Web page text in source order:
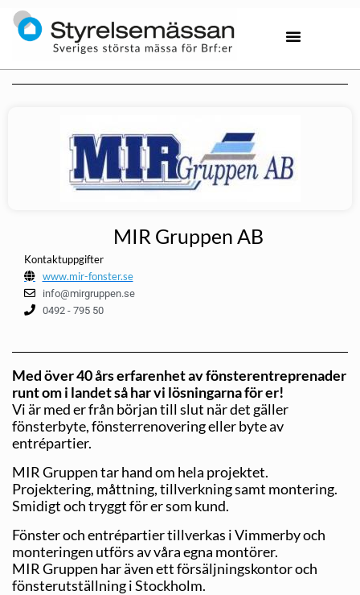
MIR Gruppen AB
Kontaktuppgifter
www.mir-fonster.se
info@mirgruppen.se
0492 - 795 50
Med över 40 års erfarenhet av fönsterentreprenader
runt om i landet så har vi lösningarna för er!
Vi är med er från början till slut när det gäller
fönsterbyte, fönsterrenovering eller byte av
entrépartier.
MIR Gruppen tar hand om hela projektet.
Projektering, måttning, tillverkning samt montering.
Smidigt och tryggt för er som kund.
Fönster och entrépartier tillverkas i Vimmerby och
monteringen utförs av våra egna montörer.
MIR Gruppen har även ett försäljningskontor och
fönsterutställning i Stockholm.